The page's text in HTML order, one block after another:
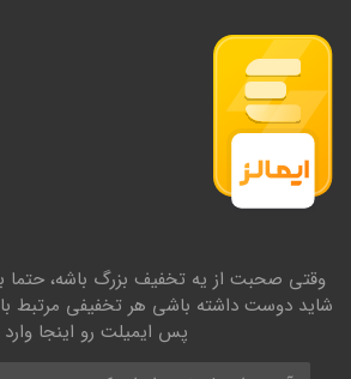
وقتی صحبت از یه تخفیف بزرگ باشه، حتما
شاید دوست داشته باشی هر تخفیفی مرتبط
پس ایمیلت رو اینجا